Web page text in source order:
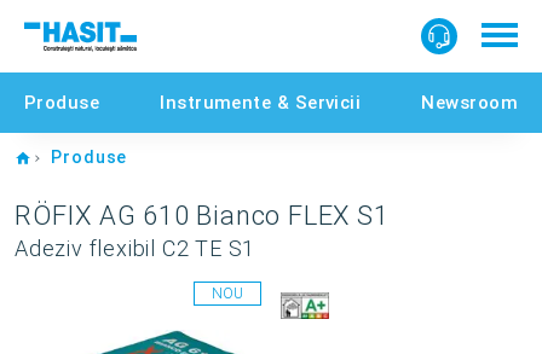
Produse Instrumente & Servicii Newsroom
Home
Produse
RÖFIX AG 610 Bianco FLEX S1
Adeziv flexibil C2 TE S1
NOU